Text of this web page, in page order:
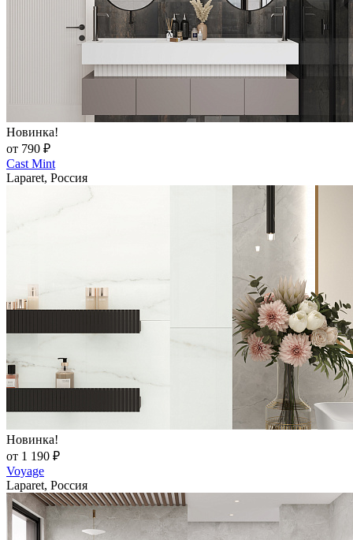
Новинка!
от 790 ₽
Cast Mint
Laparet, Россия
Новинка!
от 1 190 ₽
Voyage
Laparet, Россия